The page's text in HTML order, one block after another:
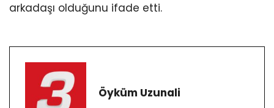
arkadaşı olduğunu ifade etti.
Öyküm Uzunali